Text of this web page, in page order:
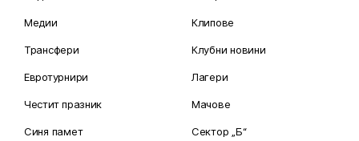
Медии
Трансфери
Евротурнири
Честит празник
Синя памет
Клипове
Клубни новини
Лагери
Мачове
Сектор „Б“